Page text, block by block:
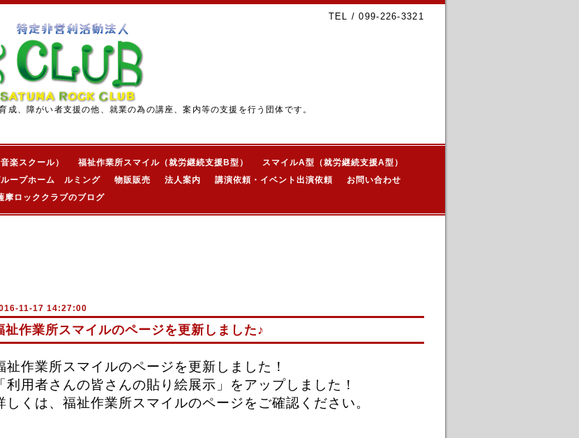
TEL / 099-226-3321
、障がい者支援の他、就業の為の講座、案内等の支援を行う団体です。
楽スクール） 福祉作業所スマイル（就労継続支援B型）
スマイルA型（就労継続支援A型）
ループホーム ルミング 物販販売 法人案内 講演依頼・イベント出演依頼
お問い合わせ
摩ロッククラブのブログ
11-17 14:27:00
祉作業所スマイルのページを更新しました♪
祉作業所スマイルのページを更新しました！
「利用者さんの皆さんの貼り絵展示」をアップしました！
しくは、福祉作業所スマイルのページをご確認ください。